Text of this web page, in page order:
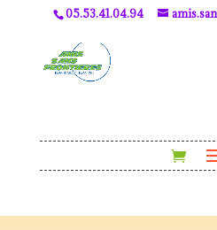
05.53.41.04.94